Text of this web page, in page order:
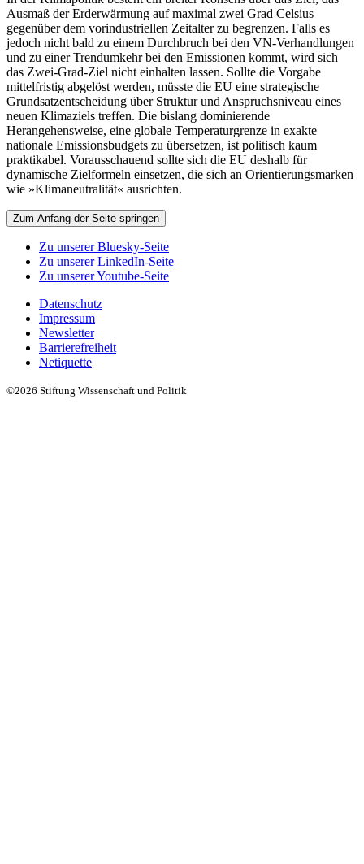
Ausmaß der Erderwärmung auf maximal zwei Grad Celsius
gegenüber dem vorindustriellen Zeitalter zu begrenzen. Falls es
jedoch nicht bald zu einem Durchbruch bei den VN-Verhandlungen
und zu einer Trendumkehr bei den Emissionen kommt, wird sich
das Zwei-Grad-Ziel nicht einhalten lassen. Sollte die Vorgabe
mittelfristig abgelöst werden, müsste die EU eine strategische
Grundsatzentscheidung über Struktur und Anspruchsniveau eines
neuen Klimaziels treffen. Die bislang dominierende
Herangehensweise, eine globale Temperaturgrenze in exakte
nationale Emissionsbudgets zu übersetzen, ist politisch kaum
praktikabel. Vorausschauend sollte sich die EU deshalb für
dynamische Zielformeln einsetzen, die sich an Orientierungsmarken
wie »Klimaneutralität« ausrichten.
Zum Anfang der Seite springen
Zu unserer Bluesky-Seite
Zu unserer LinkedIn-Seite
Zu unserer Youtube-Seite
Datenschutz
Impressum
Newsletter
Barrierefreiheit
Netiquette
©2026 Stiftung Wissenschaft und Politik